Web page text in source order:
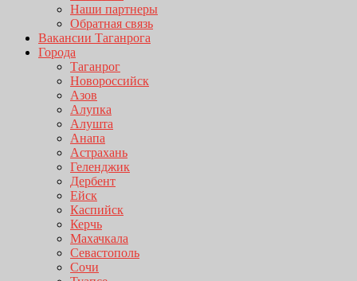
Наши партнеры
Обратная связь
Вакансии Таганрога
Города
Таганрог
Новороссийск
Азов
Алупка
Алушта
Анапа
Астрахань
Геленджик
Дербент
Ейск
Каспийск
Керчь
Махачкала
Севастополь
Сочи